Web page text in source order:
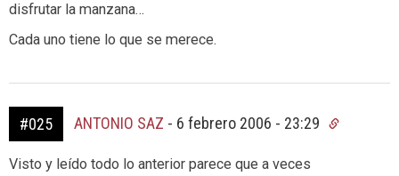
disfrutar la manzana…
Cada uno tiene lo que se merece.
#025 ANTONIO SAZ - 6 febrero 2006 - 23:29
Visto y leído todo lo anterior parece que a veces